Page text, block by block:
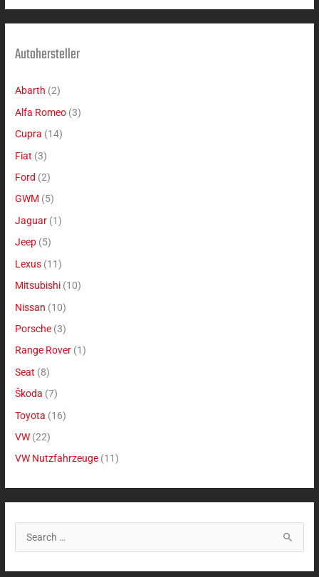
Autohersteller
Abarth (2)
Alfa Romeo (3)
Cupra (14)
Fiat (3)
Ford (2)
GWM (5)
Jaguar (1)
Jeep (5)
Lexus (11)
Mitsubishi (10)
Nissan (10)
Porsche (3)
Range Rover (1)
Seat (8)
Škoda (7)
Toyota (16)
VW (22)
VW Nutzfahrzeuge (11)